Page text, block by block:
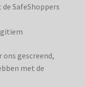
SafeShoppers
ons gescreend,
met de